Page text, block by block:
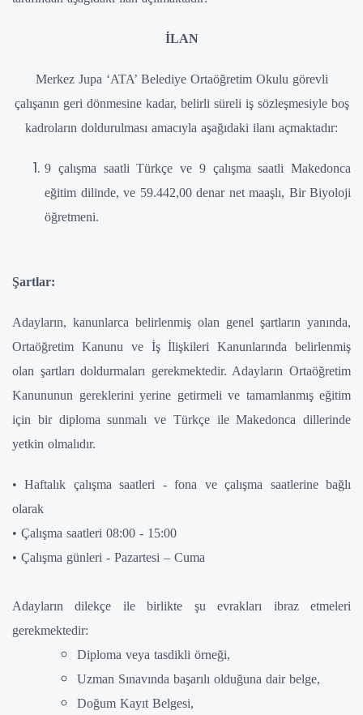
İLAN
Merkez Jupa ‘ATA’ Belediye Ortaöğretim Okulu görevli
çalışanın geri dönmesine kadar, belirli süreli iş sözleşmesiyle boş
kadroların doldurulması amacıyla aşağıdaki ilanı açmaktadır:
9 çalışma saatli Türkçe ve 9 çalışma saatli Makedonca
eğitim dilinde, ve 59.442,00 denar net maaşlı, Bir Biyoloji
öğretmeni.
Şartlar:
Adayların, kanunlarca belirlenmiş olan genel şartların yanında,
Ortaöğretim Kanunu ve İş İlişkileri Kanunlarında belirlenmiş
olan şartları doldurmaları gerekmektedir. Adayların Ortaöğretim
Kanununun gereklerini yerine getirmeli ve tamamlanmış eğitim
için bir diploma sunmalı ve Türkçe ile Makedonca dillerinde
yetkin olmalıdır.
• Haftalık çalışma saatleri - fona ve çalışma saatlerine bağlı
olarak
• Çalışma saatleri 08:00 - 15:00
• Çalışma günleri - Pazartesi – Cuma
Adayların dilekçe ile birlikte şu evrakları ibraz etmeleri
gerekmektedir:
Diploma veya tasdikli örneği,
Uzman Sınavında başarılı olduğuna dair belge,
Doğum Kayıt Belgesi,